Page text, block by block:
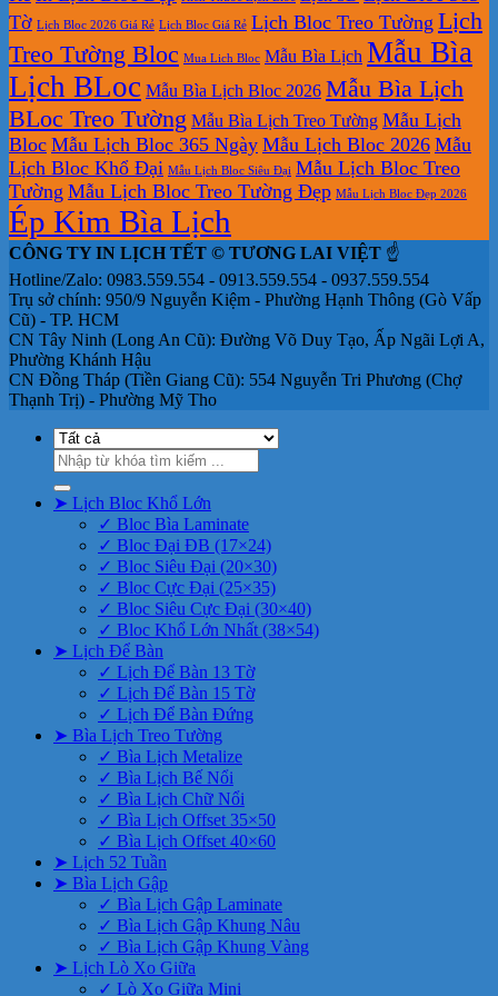
Tờ Lịch Bloc 2026 Giá Rẻ Lịch Bloc Giá Rẻ Lịch Bloc Treo Tường Lịch
Treo Tường Bloc Mua Lich Bloc Mẫu Bìa Lịch Mẫu Bìa
Lịch BLoc Mẫu Bìa Lịch Bloc 2026 Mẫu Bìa Lịch
BLoc Treo Tường Mẫu Bìa Lịch Treo Tường Mẫu Lịch
Bloc Mẫu Lịch Bloc 365 Ngày Mẫu Lịch Bloc 2026 Mẫu
Lịch Bloc Khổ Đại Mẫu Lịch Bloc Siêu Đại Mẫu Lịch Bloc Treo
Tường Mẫu Lịch Bloc Treo Tường Đẹp Mẫu Lịch Bloc Đẹp 2026
Ép Kim Bìa Lịch
CÔNG TY IN LỊCH TẾT © TƯƠNG LAI VIỆT ☝️
Hotline/Zalo: 0983.559.554 - 0913.559.554 - 0937.559.554
Trụ sở chính: 950/9 Nguyễn Kiệm - Phường Hạnh Thông (Gò Vấp
Cũ) - TP. HCM
CN Tây Ninh (Long An Cũ): Đường Võ Duy Tạo, Ấp Ngãi Lợi A,
Phường Khánh Hậu
CN Đồng Tháp (Tiền Giang Cũ): 554 Nguyễn Tri Phương (Chợ
Thạnh Trị) - Phường Mỹ Tho
Tìm
kiếm:
➤ Lịch Bloc Khổ Lớn
✓ Bloc Bìa Laminate
✓ Bloc Đại ĐB (17×24)
✓ Bloc Siêu Đại (20×30)
✓ Bloc Cực Đại (25×35)
✓ Bloc Siêu Cực Đại (30×40)
✓ Bloc Khổ Lớn Nhất (38×54)
➤ Lịch Để Bàn
✓ Lịch Để Bàn 13 Tờ
✓ Lịch Để Bàn 15 Tờ
✓ Lịch Để Bàn Đứng
➤ Bìa Lịch Treo Tường
✓ Bìa Lịch Metalize
✓ Bìa Lịch Bế Nổi
✓ Bìa Lịch Chữ Nổi
✓ Bìa Lịch Offset 35×50
✓ Bìa Lịch Offset 40×60
➤ Lịch 52 Tuần
➤ Bìa Lịch Gập
✓ Bìa Lịch Gập Laminate
✓ Bìa Lịch Gập Khung Nâu
✓ Bìa Lịch Gập Khung Vàng
➤ Lịch Lò Xo Giữa
✓ Lò Xo Giữa Mini